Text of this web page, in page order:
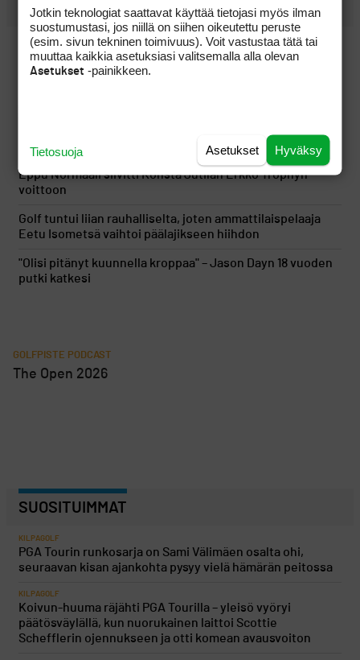
UUSIMMAT
Kymmenen minuuttia voitonjuhlien jälkeen tuli kylmä
suihku, kun erikoinen sääntödraama sekoitti uusinnan
taistelu kovasta sijoituksesta jatkuu
Eppu Normaali siivitti Konsta Jutilan Erkko Trophyn
voittoon
Golf tuntui liian rauhalliselta, joten ammattilaispelaaja
Eetu Isometsä vaihtoi päälajikseen hiihdon
"Olisi pitänyt kuunnella kroppaa" – Jason Dayn 18 vuoden
putki katkesi
GOLFPISTE PODCAST
The Open 2026
SUOSITUIMMAT
KILPAGOLF
PGA Tourin runkosarja on Sami Välimäen osalta ohi,
seuraavan kisan ajankohta pysyy vielä hämärän peitossa
KILPAGOLF
Koivun-huuma räjähti PGA Tourilla – yleisö vyöryi
päätösväylällä, kun nuorukainen laittoi Scottie
Schefflerin ojennukseen ja otti komean avausvoiton
Jotkin teknologiat saattavat käyttää tietojasi myös ilman
suostumustasi, jos niillä on siihen oikeutettu peruste
(esim. sivun tekninen toimivuus). Voit vastustaa tätä tai
muuttaa kaikkia asetuksiasi valitsemalla alla olevan
Asetukset -painikkeen.
Hyväksy
Asetukset
Tietosuoja